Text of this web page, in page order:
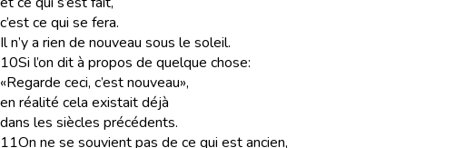
c’est ce qui se fera.
Il n’y a rien de nouveau sous le soleil.
10Si l’on dit à propos de quelque chose:
«Regarde ceci, c’est nouveau»,
en réalité cela existait déjà
dans les siècles précédents.
11On ne se souvient pas de ce qui est ancien,